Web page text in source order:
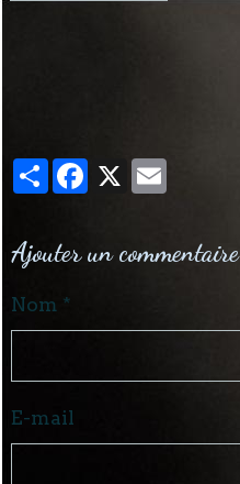
PartagerFacebook
X
Ajouter un commentaire
Nom
E-mail